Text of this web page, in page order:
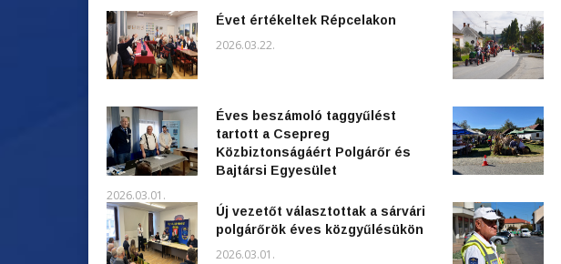
Évet értékeltek Répcelakon
2026.03.22.
Éves beszámoló taggyűlést
tartott a Csepreg
Közbiztonságáért Polgárőr és
Bajtársi Egyesület
2026.03.01.
Új vezetőt választottak a sárvári
polgárőrök éves közgyűlésükön
2026.03.01.